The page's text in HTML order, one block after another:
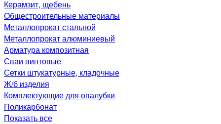
Керамзит, щебень
Общестроительные материалы
Металлопрокат стальной
Металлопрокат алюминиевый
Арматура композитная
Сваи винтовые
Сетки штукатурные, кладочные
Ж/б изделия
Комплектующие для опалубки
Поликарбонат
Показать все